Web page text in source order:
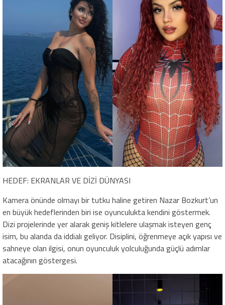
HEDEF: EKRANLAR VE DİZİ DÜNYASI
Kamera önünde olmayı bir tutku haline getiren Nazar Bozkurt’un
en büyük hedeflerinden biri ise oyunculukta kendini göstermek.
Dizi projelerinde yer alarak geniş kitlelere ulaşmak isteyen genç
isim, bu alanda da iddialı geliyor. Disiplini, öğrenmeye açık yapısı ve
sahneye olan ilgisi, onun oyunculuk yolculuğunda güçlü adımlar
atacağının göstergesi.